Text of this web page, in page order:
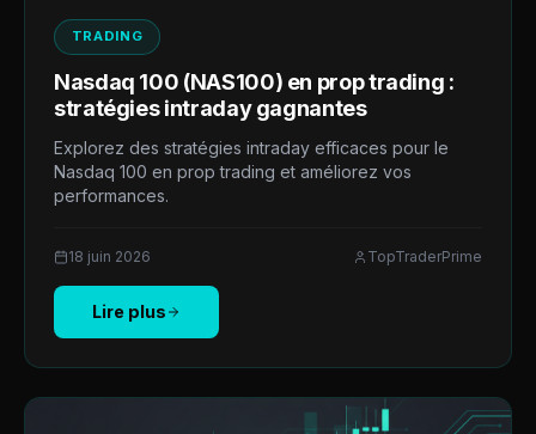
TRADING
Nasdaq 100 (NAS100) en prop trading :
stratégies intraday gagnantes
Explorez des stratégies intraday efficaces pour le
Nasdaq 100 en prop trading et améliorez vos
performances.
18 juin 2026 TopTraderPrime
Lire plus